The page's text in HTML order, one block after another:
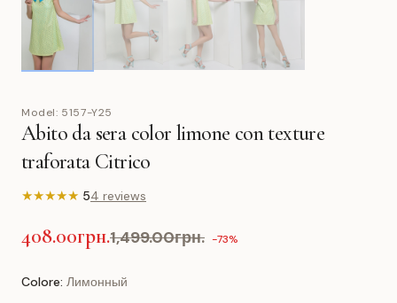
Model: 5157-Y25
Abito da sera color limone con texture
traforata Citrico
★★★★★ 54 reviews
408.00грн.1,499.00грн. -73%
Colore: Лимонный